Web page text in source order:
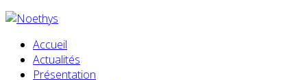
Accueil
Actualités
Présentation